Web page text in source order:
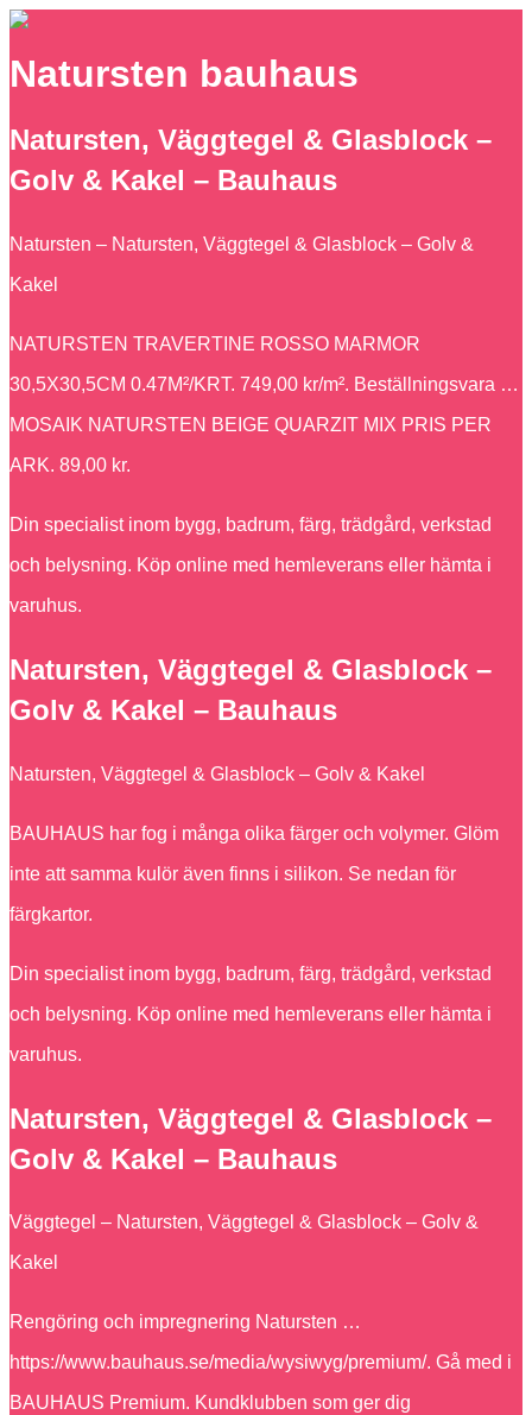
Natursten bauhaus
Natursten, Väggtegel & Glasblock –
Golv & Kakel – Bauhaus
Natursten – Natursten, Väggtegel & Glasblock – Golv &
Kakel
NATURSTEN TRAVERTINE ROSSO MARMOR
30,5X30,5CM 0.47M²/KRT. 749,00 kr/m². Beställningsvara …
MOSAIK NATURSTEN BEIGE QUARZIT MIX PRIS PER
ARK. 89,00 kr.
Din specialist inom bygg, badrum, färg, trädgård, verkstad
och belysning. Köp online med hemleverans eller hämta i
varuhus.
Natursten, Väggtegel & Glasblock –
Golv & Kakel – Bauhaus
Natursten, Väggtegel & Glasblock – Golv & Kakel
BAUHAUS har fog i många olika färger och volymer. Glöm
inte att samma kulör även finns i silikon. Se nedan för
färgkartor.
Din specialist inom bygg, badrum, färg, trädgård, verkstad
och belysning. Köp online med hemleverans eller hämta i
varuhus.
Natursten, Väggtegel & Glasblock –
Golv & Kakel – Bauhaus
Väggtegel – Natursten, Väggtegel & Glasblock – Golv &
Kakel
Rengöring och impregnering Natursten …
https://www.bauhaus.se/media/wysiwyg/premium/. Gå med i
BAUHAUS Premium. Kundklubben som ger dig